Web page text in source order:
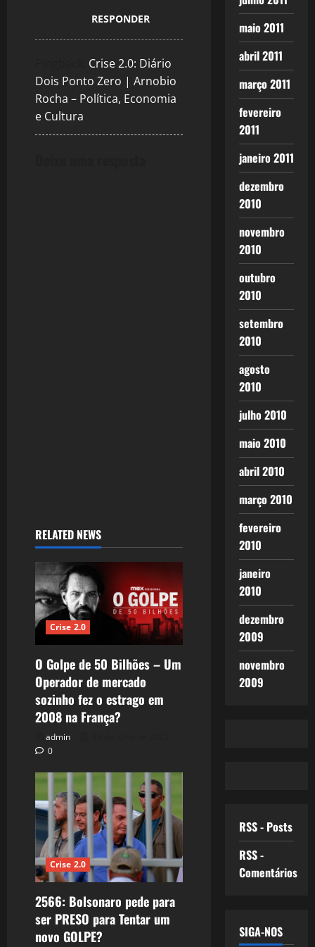
RESPONDER
Crise 2.0: Diário
Dois Ponto Zero | Arnobio
Rocha – Política, Economia
e Cultura
RELATED NEWS
Crise 2.0
O Golpe de 50 Bilhões – Um
Operador de mercado
sozinho fez o estrago em
2008 na França?
admin
0
Crise 2.0
2566: Bolsonaro pede para
ser PRESO para Tentar um
novo GOLPE?
maio 2011
abril 2011
março 2011
fevereiro
2011
janeiro 2011
dezembro
2010
novembro
2010
outubro
2010
setembro
2010
agosto
2010
julho 2010
maio 2010
abril 2010
março 2010
fevereiro
2010
janeiro
2010
dezembro
2009
novembro
2009
RSS - Posts
RSS -
Comentários
SIGA-NOS